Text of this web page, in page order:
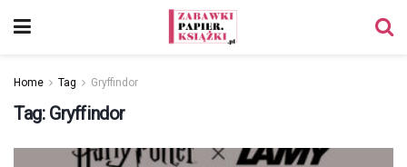
Home Tag Gryffindor
Tag: Gryffindor